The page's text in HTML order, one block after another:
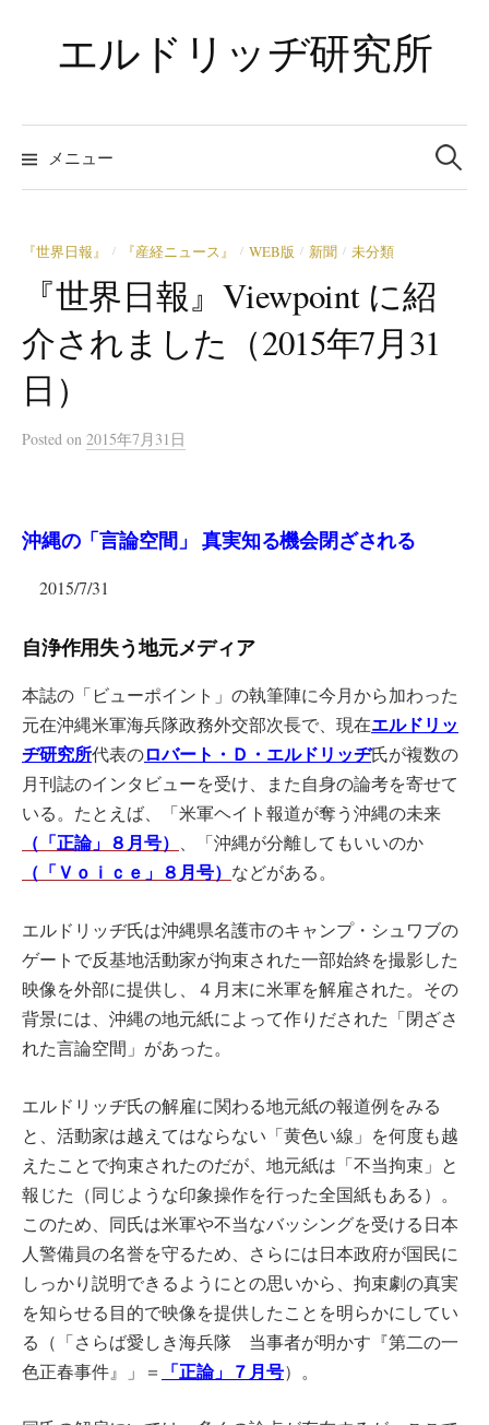
ツ
へ
ス
ッ
エルドリッヂ研究所
メニュー
検
索:
『世界日報』 / 『産経ニュース』 / WEB版 / 新聞 / 未分類
『世界日報』Viewpoint に紹
介されました（2015年7月31
日）
Posted on 2015年7月31日
沖縄の「言論空間」 真実知る機会閉ざされる
2015/7/31
自浄作用失う地元メディア
本誌の「ビューポイント」の執筆陣に今月から加わった
元在沖縄米軍海兵隊政務外交部次長で、現在エルドリッ
ヂ研究所代表のロバート・Ｄ・エルドリッヂ氏が複数の
月刊誌のインタビューを受け、また自身の論考を寄せて
いる。たとえば、「米軍ヘイト報道が奪う沖縄の未来
（「正論」８月号） 、「沖縄が分離してもいいのか
（「Ｖｏｉｃｅ」 ８月号） などがある。
エルドリッヂ氏は沖縄県名護市のキャンプ・シュワブの
ゲートで反基地活動家が拘束された一部始終を撮影した
映像を外部に提供し、４月末に米軍を解雇された。その
背景には、沖縄の地元紙によって作りだされた「閉ざさ
れた言論空間」があった。
エルドリッヂ氏の解雇に関わる地元紙の報道例をみる
と、活動家は越えてはならない「黄色い線」を何度も越
えたことで拘束されたのだが、地元紙は「不当拘束」と
報じた（同じような印象操作を行った全国紙もある）。
このため、同氏は米軍や不当なバッシングを受ける日本
人警備員の名誉を守るため、さらには日本政府が国民に
しっかり説明できるようにとの思いから、拘束劇の真実
を知らせる目的で映像を提供したことを明らかにしてい
る（「さらば愛しき海兵隊 当事者が明かす『第二の一
色正春事件』」＝
「正論」７月号）。